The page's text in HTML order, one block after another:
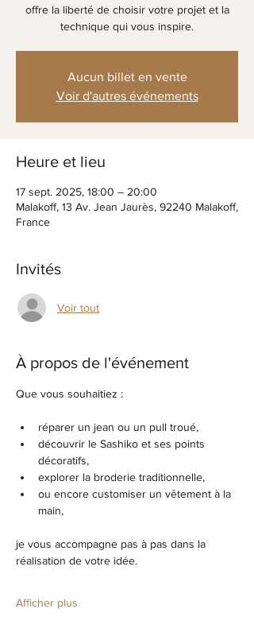
offre la liberté de choisir votre projet et la
Aucun billet en vente
Voir d'autres événements
Heure et lieu
17 sept. 2025, 18:00 – 20:00
Malakoff, 13 Av. Jean Jaurès, 92240 Malakoff,
France
Invités
Voir tout
À propos de l'événement
Que vous souhaitiez :
réparer un jean ou un pull troué,
découvrir le Sashiko et ses points
décoratifs,
explorer la broderie traditionnelle,
ou encore customiser un vêtement à la
main,
je vous accompagne pas à pas dans la
réalisation de votre idée.
Afficher plus